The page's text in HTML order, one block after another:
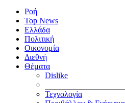
Ροή
Top News
Ελλάδα
Πολιτική
Οικονομία
Διεθνή
Θέματα
Dislike
Τεχνολογία